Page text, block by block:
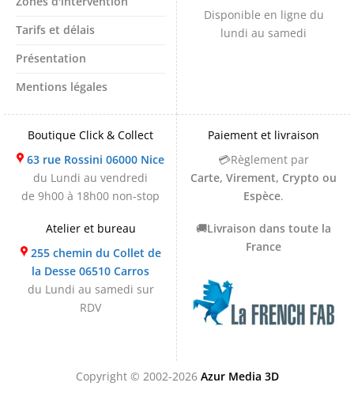
Tarifs et délais
Présentation
Mentions légales
Disponible en ligne du
lundi au samedi
Boutique Click & Collect
63 rue Rossini 06000 Nice
du Lundi au vendredi
de 9h00 à 18h00 non-stop
Atelier et bureau
255 chemin du Collet de
la Desse 06510 Carros
du Lundi au samedi sur
RDV
Paiement et livraison
💳Règlement par
Carte, Virement, Crypto ou
Espèce.
🚚Livraison dans toute la
France
Copyright © 2002-2026 Azur Media 3D